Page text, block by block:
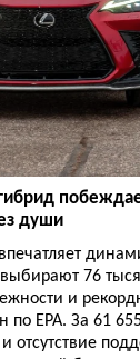
души
76
и
EPA. За 61
отсутствие